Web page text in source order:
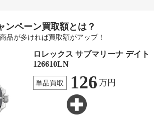
ンペーン買取額とは？
品が多ければ買取額がアップ！
ロレックス サブマリーナ デイト
126610LN
単品買取 126 万円